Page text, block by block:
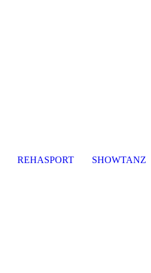
REHASPORT SHOWTANZ